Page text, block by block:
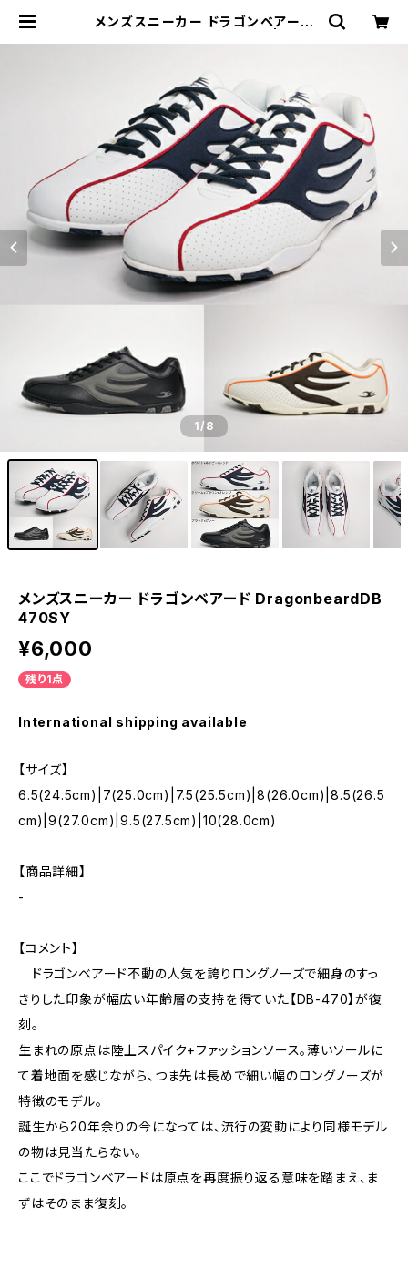
メンズスニーカー ドラゴンベアード
1/8
メンズスニーカー ドラゴンベアード DragonbeardDB
470SY
¥6,000
残り1点
International shipping available
【サイズ】
6.5(24.5cm)|7(25.0cm)|7.5(25.5cm)|8(26.0cm)|8.5(26.5
cm)|9(27.0cm)|9.5(27.5cm)|10(28.0cm)
【商品詳細】
-
【コメント】
ドラゴンベアード不動の人気を誇りロングノーズで細身のすっ
きりした印象が幅広い年齢層の支持を得ていた【DB-470】が復
刻。
生まれの原点は陸上スパイク+ファッションソース。薄いソールに
て着地面を感じながら、つま先は長めで細い幅のロングノーズが
特徴のモデル。
誕生から20年余りの今になっては、流行の変動により同様モデル
の物は見当たらない。
ここでドラゴンベアードは原点を再度振り返る意味を踏まえ、ま
ずはそのまま復刻。